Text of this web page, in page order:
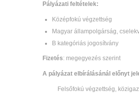
Pályázati feltételek:
Középfokú végzettség
Magyar állampolgárság,
B kategóriás jogosítvány
Fizetés: megegyezés szerint
A pályázat elbírálásánál előnyt
Felsőfokú végzettség,